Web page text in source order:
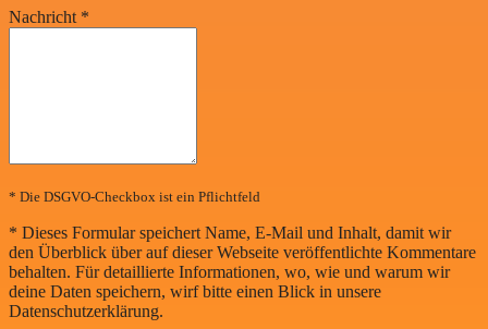
Nachricht *
* Die DSGVO-Checkbox ist ein Pflichtfeld
* Dieses Formular speichert Name, E-Mail und Inhalt, damit wir
den Überblick über auf dieser Webseite veröffentlichte Kommentare
behalten. Für detaillierte Informationen, wo, wie und warum wir
deine Daten speichern, wirf bitte einen Blick in unsere
Datenschutzerklärung.